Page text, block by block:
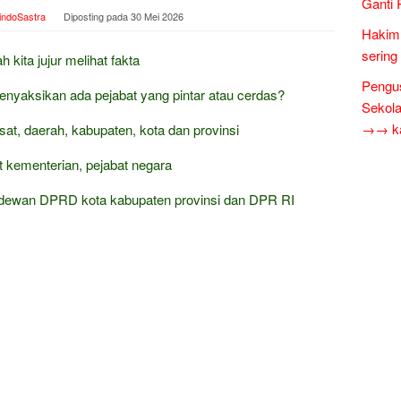
Diposting pada30 Mei 2026
kita jujur melihat fakta
ada pejabat yang pintar atau cerdas?
daerah, kabupaten, kota dan provinsi
kementerian, pejabat negara
DPRD kota kabupaten provinsi dan DPR RI
sering
→→